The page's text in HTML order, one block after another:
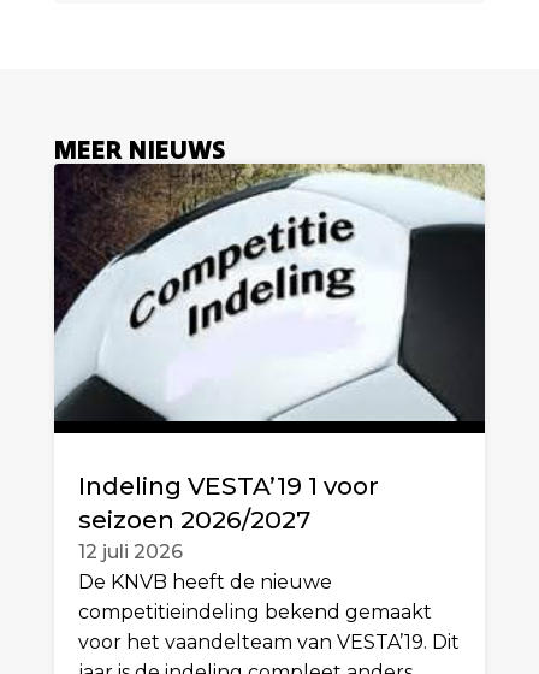
MEER NIEUWS
Indeling VESTA’19 1 voor
seizoen 2026/2027
12 juli 2026
De KNVB heeft de nieuwe
competitieindeling bekend gemaakt
voor het vaandelteam van VESTA’19. Dit